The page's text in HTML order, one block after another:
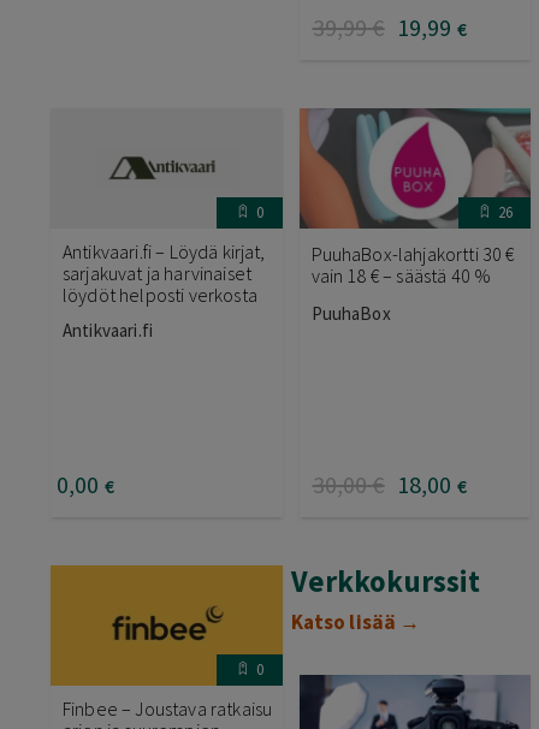
39,99€ 19,99 €
0
Antikvaari.fi – Löydä kirjat,
sarjakuvat ja harvinaiset
löydöt helposti verkosta
Antikvaari.fi
0,00 €
26
PuuhaBox-lahjakortti 30 €
vain 18 € – säästä 40 %
PuuhaBox
30,00€ 18,00 €
0
Finbee – Joustava ratkaisu
Verkkokurssit
Katso lisää →